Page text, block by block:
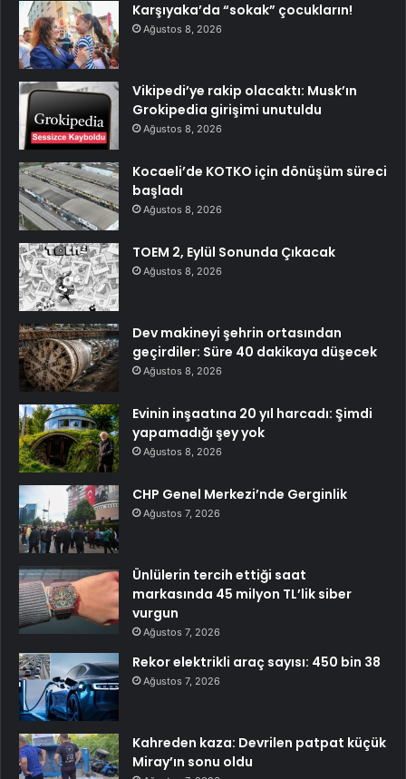
Karşıyaka’da “sokak” çocukların!
Ağustos 8, 2026
Vikipedi’ye rakip olacaktı: Musk’ın
Grokipedia girişimi unutuldu
Ağustos 8, 2026
Kocaeli’de KOTKO için dönüşüm süreci
başladı
Ağustos 8, 2026
TOEM 2, Eylül Sonunda Çıkacak
Ağustos 8, 2026
Dev makineyi şehrin ortasından
geçirdiler: Süre 40 dakikaya düşecek
Ağustos 8, 2026
Evinin inşaatına 20 yıl harcadı: Şimdi
yapamadığı şey yok
Ağustos 8, 2026
CHP Genel Merkezi’nde Gerginlik
Ağustos 7, 2026
Ünlülerin tercih ettiği saat
markasında 45 milyon TL’lik siber
vurgun
Ağustos 7, 2026
Rekor elektrikli araç sayısı: 450 bin 38
Ağustos 7, 2026
Kahreden kaza: Devrilen patpat küçük
Miray’ın sonu oldu